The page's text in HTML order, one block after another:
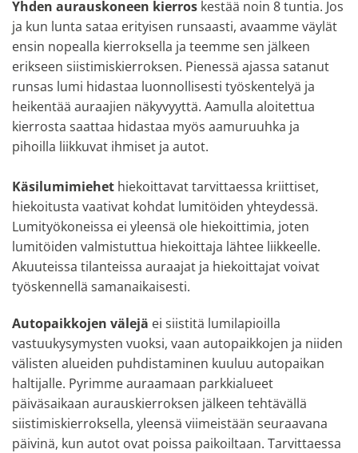
Yhden aurauskoneen kierros kestää noin 8 tuntia. Jos
ja kun lunta sataa erityisen runsaasti, avaamme väylät
ensin nopealla kierroksella ja teemme sen jälkeen
erikseen siistimiskierroksen. Pienessä ajassa satanut
runsas lumi hidastaa luonnollisesti työskentelyä ja
heikentää auraajien näkyvyyttä. Aamulla aloitettua
kierrosta saattaa hidastaa myös aamuruuhka ja
pihoilla liikkuvat ihmiset ja autot.
Käsilumimiehet hiekoittavat tarvittaessa kriittiset,
hiekoitusta vaativat kohdat lumitöiden yhteydessä.
Lumityökoneissa ei yleensä ole hiekoittimia, joten
lumitöiden valmistuttua hiekoittaja lähtee liikkeelle.
Akuuteissa tilanteissa auraajat ja hiekoittajat voivat
työskennellä samanaikaisesti.
Autopaikkojen välejä ei siistitä lumilapioilla
vastuukysymysten vuoksi, vaan autopaikkojen ja niiden
välisten alueiden puhdistaminen kuuluu autopaikan
haltijalle. Pyrimme auraamaan parkkialueet
päiväsaikaan aurauskierroksen jälkeen tehtävällä
siistimiskierroksella, yleensä viimeistään seuraavana
päivinä, kun autot ovat poissa paikoiltaan. Tarvittaessa